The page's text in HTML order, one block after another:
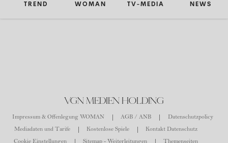
TREND WOMAN TV-MEDIA NEWS
VGN MEDIEN HOLDING
Impressum & Offenlegung WOMAN AGB / ANB
Datenschutzpolicy
Mediadaten und Tarife
Kostenlose Spiele
Kontakt Datenschutz